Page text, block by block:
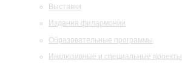
Выставки
Издания филармонии
Образовательные программы
Инклюзивные и специальные проекты